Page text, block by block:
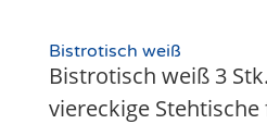
Bistrotisch weiß
Bistrotisch weiß 3
viereckige